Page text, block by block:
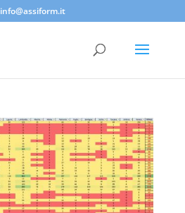
info@assiform.it